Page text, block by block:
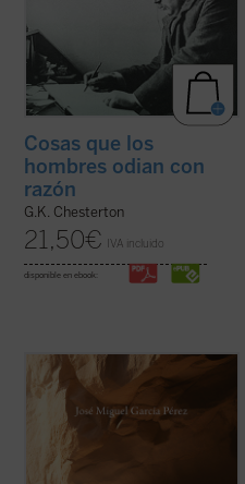
Cosas que los
hombres odian con
razón
G.K. Chesterton
21,50€ IVA incluido
disponible en ebook:
José Miguel García centra la atención
sobre las dificultades o extrañezas
contenidas en los relatos evangélicos, que
son los testimonios más explícitos acerca
de lo que aconteció después de la muerte y
sepultura de Jesús de Nazaret. El ...